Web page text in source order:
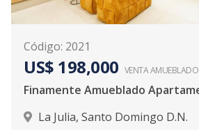
Código: 2021
US$ 198,000 VENTA AMUEBLADO
La Julia, Santo Domingo D.N.